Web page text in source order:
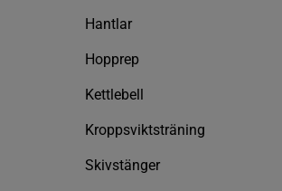
Hantlar
Hopprep
Kettlebell
Kroppsviktsträning
Skivstänger